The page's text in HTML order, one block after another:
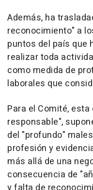
Además, ha
reconocimiento" a
puntos del país que
realizar toda
como medida de
laborales que
Para el Comité,
responsable",
del "profundo"
profesión y
más allá de una
consecuencia de